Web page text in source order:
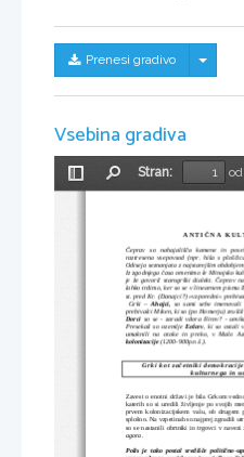
Prenesi gradivo Skrij/
Vsebina gradiva
Preklopi
Stran:
A N T I Č N A   K U L
Čeprav   so   nahajališča   kamene   in
raztresena   vsepovsod   (npr.   hiša   s
Odiseja seznanjata z najstarejšim
Iz zgodnjega časa omenimo le Minojsko
je že govoril starogrški dialekt.  Čeprav
lahko trdimo, ker so se v linearnem
st. pred Kr. (Danajci?) »vzporedni«
  Grki   –
Ahajci,
so   sami   sebe   imenovali
prebivalci Miken, ki so (po Homerju)
Dorci
so se  - zaradi  vdora  Ilirov?  -
Presekali so ozemlje Eolcev, ki so ostali
umaknili   na   otoke   in   preko,   v   Malo
kolonizacije (1200-900p.n.š.).
Grki kot začetniki
kulturnega in
Zavest o enotni državi je bila Grkom
katerih so si uredili življenje po svojih
prvem kolonizacijskem valu, ob drugem
splošno. Na vzpetinah so najprej zgradili
so se nastanili obrtniki in trgovci v
agora
Polis je tako postal središče politično-